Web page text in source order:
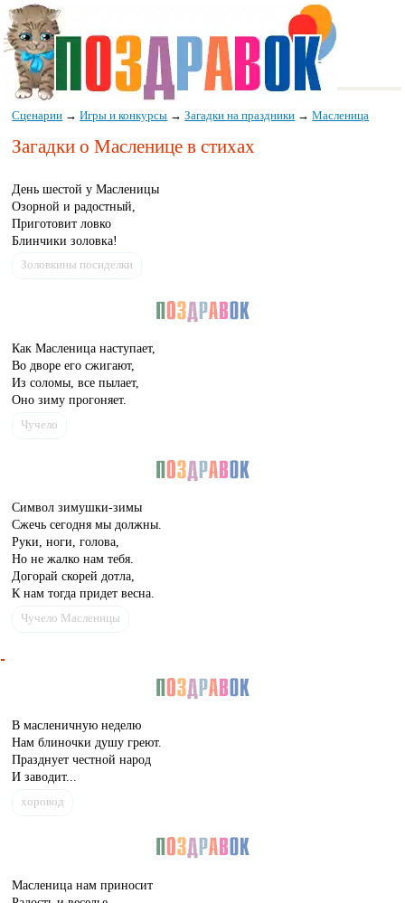
Сценарии →Игры и конкурсы →Загадки на праздники →Масленица
Загадки о Масленице в стихах
День шестой у Масленицы
Озорной и радостный,
Приготовит ловко
Блинчики золовка!
Золовкины посиделки
Как Масленица наступает,
Во дворе его сжигают,
Из соломы, все пылает,
Оно зиму прогоняет.
Чучело
Символ зимушки-зимы
Сжечь сегодня мы должны.
Руки, ноги, голова,
Но не жалко нам тебя.
Догорай скорей дотла,
К нам тогда придет весна.
Чучело Масленицы
В масленичную неделю
Нам блиночки душу греют.
Празднует честной народ
И заводит...
хоровод
Масленица нам приносит